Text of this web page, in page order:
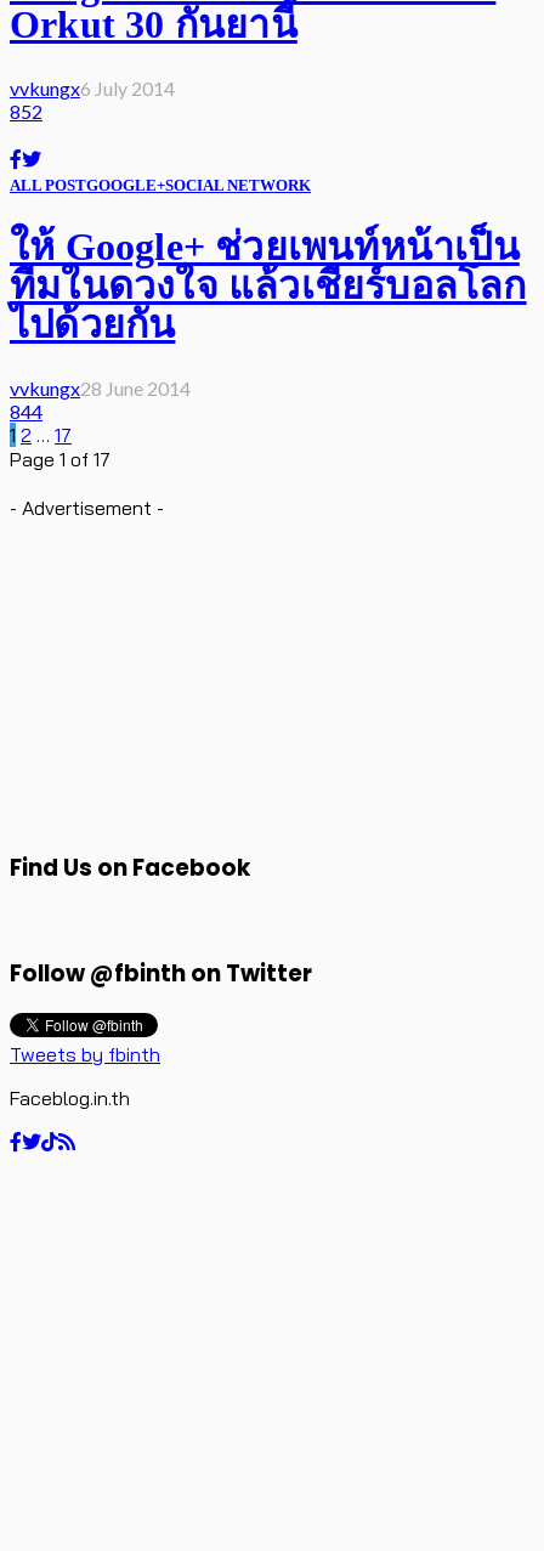
Orkut 30 กันยานี้
vvkungx6 July 2014
852
ALL POSTGOOGLE+SOCIAL NETWORK
ให้ Google+ ช่วยเพนท์หน้าเป็น
ทีมในดวงใจ แล้วเชียร์บอลโลก
ไปด้วยกัน
vvkungx28 June 2014
844
1 2 … 17
Page 1 of 17
- Advertisement -
Find Us on Facebook
Follow @fbinth on Twitter
Tweets by fbinth
Faceblog.in.th